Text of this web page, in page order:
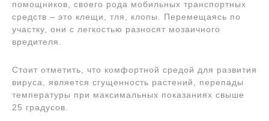
помощников, своего рода мобильных транспортных
средств – это клещи, тля, клопы. Перемещаясь по
участку, они с легкостью разносят мозаичного
вредителя.
Стоит отметить, что комфортной средой для развития
вируса, является сгущенность растений, перепады
температуры при максимальных показаниях свыше
25 градусов.